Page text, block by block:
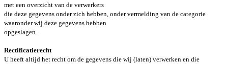
met een overzicht van de verwerkers
die deze gegevens onder zich hebben, onder vermelding van de categorie
waaronder wij deze gegevens hebben
opgeslagen.
Rectificatierecht
U heeft altijd het recht om de gegevens die wij (laten) verwerken en die